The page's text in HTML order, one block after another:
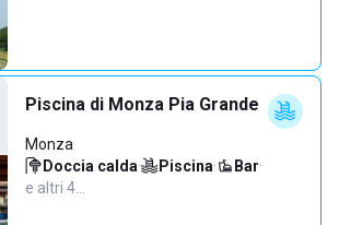
Piscina di Monza Pia Grande
Monza
Doccia calda· Piscina· Bar·
e altri 4…